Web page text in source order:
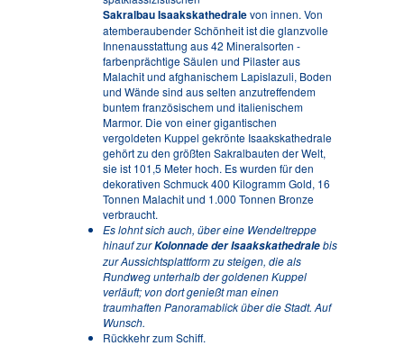
Sakralbau Isaakskathedralevon innen. Von
atemberaubender Schönheit ist die glanzvolle
Innenausstattung aus 42 Mineralsorten -
farbenprächtige Säulen und Pilaster aus
Malachit und afghanischem Lapislazuli, Boden
und Wände sind aus selten anzutreffendem
buntem französischem und italienischem
Marmor. Die von einer gigantischen
vergoldeten Kuppel gekrönte Isaakskathedrale
gehört zu den größten Sakralbauten der Welt,
sie ist 101,5 Meter hoch. Es wurden für den
dekorativen Schmuck 400 Kilogramm Gold, 16
Tonnen Malachit und 1.000 Tonnen Bronze
verbraucht.
Es lohnt sich auch, über eine Wendeltreppe
hinauf zurKolonnade der Isaakskathedralebis
zur Aussichtsplattform zu steigen, die als
Rundweg unterhalb der goldenen Kuppel
verläuft; von dort genießt man einen
traumhaften Panoramablick über die Stadt. Auf
Wunsch.
Rückkehr zum Schiff.